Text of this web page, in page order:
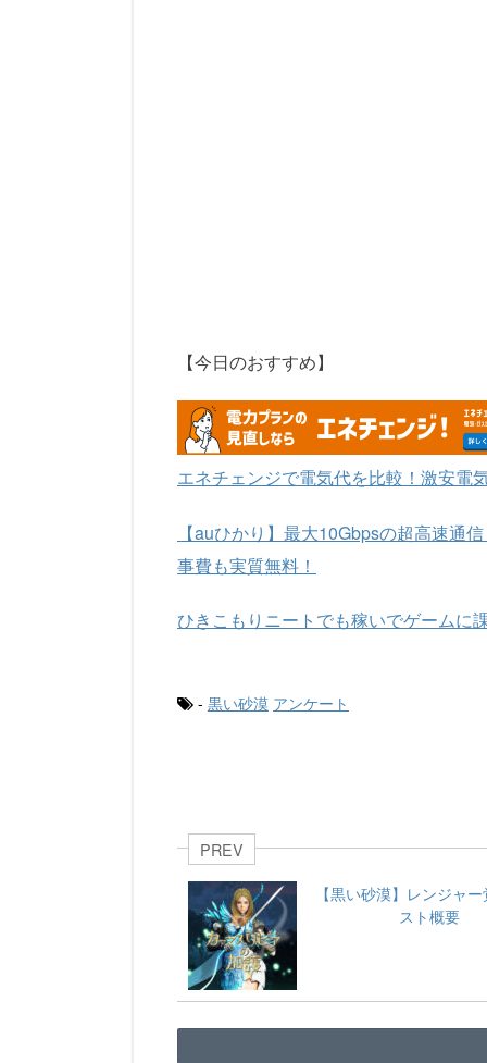
【今日のおすすめ】
エネチェンジで電気代を比較！激安電
【auひかり】最大10Gbpsの超高速通
事費も実質無料！
ひきこもりニートでも稼いでゲームに
- 黒い砂漠 アンケート
PREV
【黒い砂漠】レンジャ
スト概要